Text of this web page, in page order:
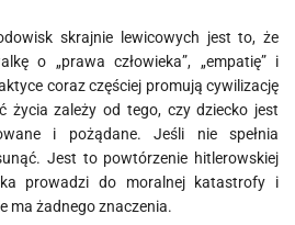
skrajnie lewicowych jest to, że
o „prawa człowieka”, „empatię” i
coraz częściej promują cywilizację
życia zależy od tego, czy dziecko jest
i pożądane. Jeśli nie spełnia
Jest to powtórzenie hitlerowskiej
prowadzi do moralnej katastrofy i
ma żadnego znaczenia.